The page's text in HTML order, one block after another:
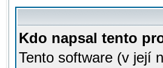
Kdo napsal tento
Tento software (v její